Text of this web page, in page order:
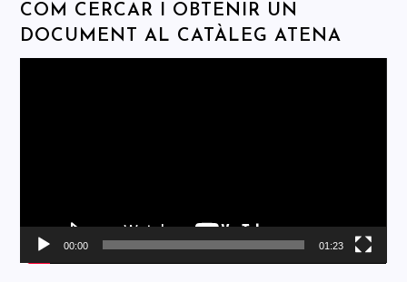
COM CERCAR I OBTENIR UN
DOCUMENT AL CATÀLEG ATENA
00:00 01:23